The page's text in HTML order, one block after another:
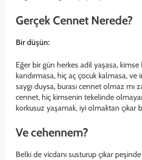
Gerçek Cennet Nerede?
Bir düşün:
Eğer bir gün herkes adil yaşasa, kimse
kandırmasa, hiç aç çocuk kalmasa, ve
saygı duysa, burası cennet olmaz mı
cennet, hiç kimsenin tekelinde
korkusuz yaşamak, iyi olmaktan çıkar
Ve cehennem?
Belki de vicdanı susturup çıkar